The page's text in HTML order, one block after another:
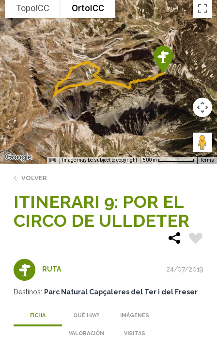
TopoICC OrtoICC
Image may be subject to copyright 500 m Terms
VOLVER
ITINERARI 9: POR EL
CIRCO DE ULLDETER
RUTA 24/07/2019
Destinos: Parc Natural Capçaleres del Ter i del Freser
FICHA QUÉ HAY? IMÁGENES
VALORACIÓN VISITAS